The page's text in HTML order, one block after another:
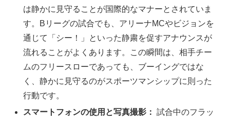
は静かに見守ることが国際的なマナーとされていま
す。Bリーグの試合でも、アリーナMCやビジョンを
通じて「シー！」といった静粛を促すアナウンスが
流れることがよくあります。この瞬間は、相手チー
ムのフリースローであっても、ブーイングではな
く、静かに見守るのがスポーツマンシップに則った
行動です。
スマートフォンの使用と写真撮影： 試合中のフラッ